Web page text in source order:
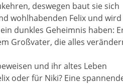
deswegen baut sie sich
wohlhabenden Felix und wird
dunkles Geheimnis haben:
Großvater, die alles
und ihr altes Leben
oder für Niki? Eine